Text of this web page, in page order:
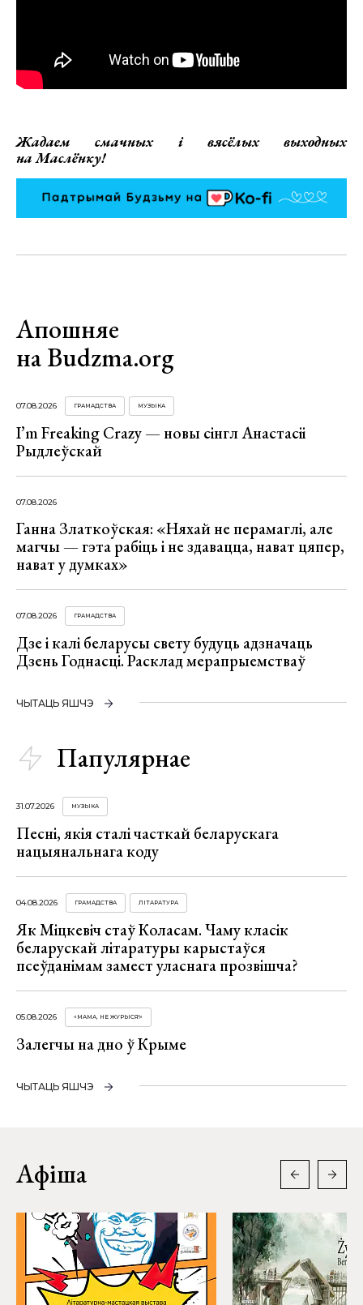
Жадаем смачных і вясёлых выходных
на Маслёнку!
Апошняе
на Budzma.org
07.08.2026 ГРАМАДСТВА МУЗЫКА
I’m Freaking Crazy — новы сінгл Анастасіі
Рыдлеўскай
07.08.2026
Ганна Златкоўская: «Няхай не перамаглі, але
магчы — гэта рабіць і не здавацца, нават цяпер,
нават у думках»
07.08.2026 ГРАМАДСТВА
Дзе і калі беларусы свету будуць адзначаць
Дзень Годнасці. Расклад мерапрыемстваў
ЧЫТАЦЬ ЯШЧЭ
Папулярнае
31.07.2026 МУЗЫКА
Песні, якія сталі часткай беларускага
нацыянальнага коду
04.08.2026 ГРАМАДСТВА ЛІТАРАТУРА
Як Міцкевіч стаў Коласам. Чаму класік
беларускай літаратуры карыстаўся
псеўданімам замест уласнага прозвішча?
05.08.2026 «МАМА, НЕ ЖУРЫСЯ!»
Залегчы на дно ў Крыме
ЧЫТАЦЬ ЯШЧЭ
Афіша